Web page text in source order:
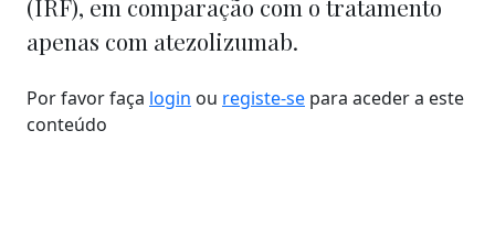
(IRF), em comparação com o tratamento
apenas com atezolizumab.
Por favor faça login ou registe-se para aceder a este
conteúdo